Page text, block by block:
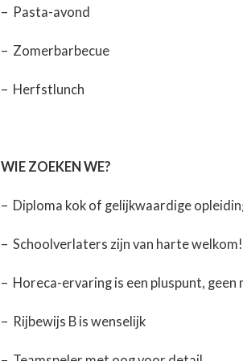
– Pasta-avond
– Zomerbarbecue
– Herfstlunch
WIE ZOEKEN WE?
– Diploma kok of gelijkwaardige
– Schoolverlaters zijn van harte welkom!
– Horeca-ervaring is een pluspunt, geen
– Rijbewijs B is wenselijk